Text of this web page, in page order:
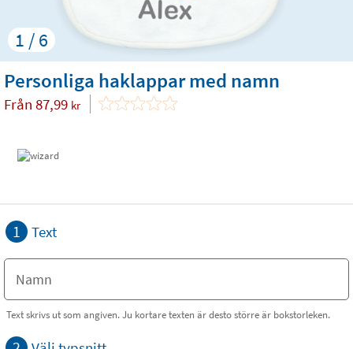
1 / 6
Personliga haklappar med namn
Från 87,99 kr
1 Text
Text skrivs ut som angiven. Ju kortare texten är desto större är bokstorleken.